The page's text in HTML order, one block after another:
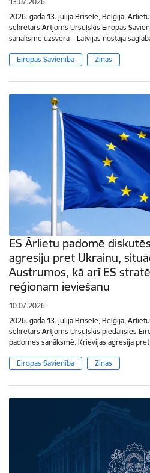
2026. gada 13. jūlijā Briselē, Beļģijā,
sekretārs Artjoms Uršuļskis Eiropas
sanāksmē uzsvēra – Latvijas nostāja
Eiropas Savienība Ziņas
ES Ārlietu padomē
agresiju pret Ukrainu,
Austrumos, kā arī ES
reģionam ieviešanu
10.07.2026.
2026. gada 13. jūlijā Briselē, Beļģijā,
sekretārs Artjoms Uršuļskis piedalīsies
padomes sanāksmē. Krievijas agresija
Eiropas Savienība Ziņas